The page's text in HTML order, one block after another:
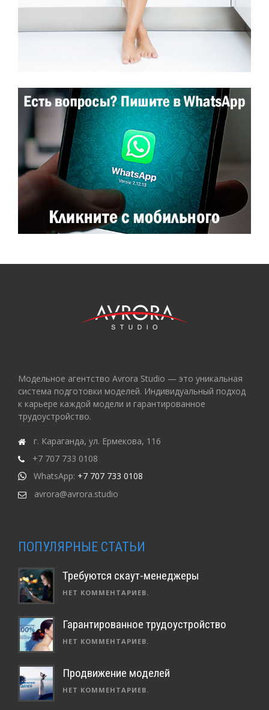
Модельное агентство Avrora Studio — это уникальная
система подготовки моделей. Индивидуальный подход
к карьере каждой модели и гарантированное
трудоустройство.
г. Караганда, ул. Ермекова, 116
+7 707 733 0108
WhatsApp: +7 707 733 0108
avrora@avrora.studio
ПОПУЛЯРНЫЕ СТАТЬИ
Требуются скаут-менеджеры
НЕТ КОММЕНТАРИЕВ.
Гарантированное трудоустройство
НЕТ КОММЕНТАРИЕВ.
Продвижение моделей
НЕТ КОММЕНТАРИЕВ.